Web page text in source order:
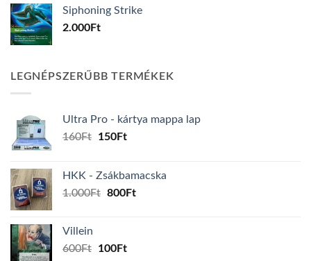
Siphoning Strike
2.000Ft
LEGNÉPSZERŰBB TERMÉKEK
Ultra Pro - kártya mappa lap
160Ft
Original
160Ft.
150FtCurrent
150Ft.
HKK - Zsákbamacska
1.000Ft Original
800FtCurrent
Villein
600Ft
Original
100FtCurrent